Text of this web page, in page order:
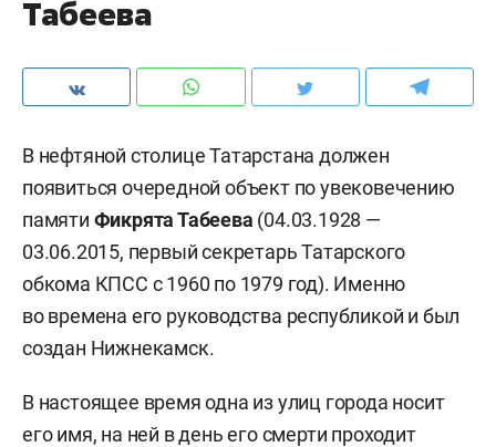
Табеева
В нефтяной столице Татарстана должен
появиться очередной объект по увековечению
памяти Фикрята Табеева (04.03.1928 —
03.06.2015, первый секретарь Татарского
обкома КПСС с 1960 по 1979 год). Именно
во времена его руководства республикой и был
создан Нижнекамск.
В настоящее время одна из улиц города носит
его имя, на ней в день его смерти проходит